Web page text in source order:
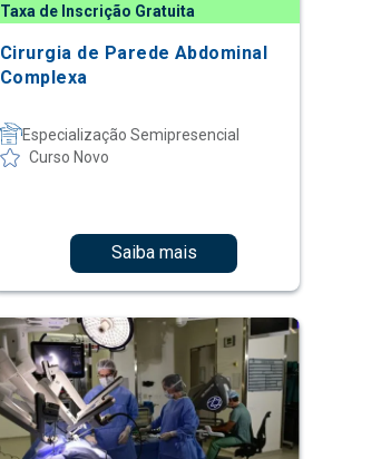
Taxa de Inscrição Gratuita
Cirurgia de Parede Abdominal
Complexa
Especialização Semipresencial
Curso Novo
Saiba mais